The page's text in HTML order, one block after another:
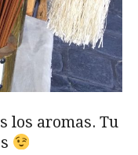
los aromas. Tu